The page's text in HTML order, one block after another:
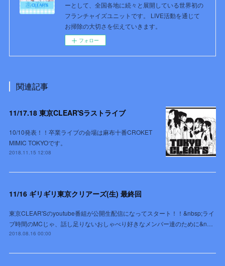
ーとして、全国各地に続々と展開している世界初の
フランチャイズユニットです。 LIVE活動を通じて
お掃除の大切さを伝えていきます。
フォロー
関連記事
11/17.18 東京CLEAR'Sラストライブ
10/10発表！！卒業ライブの会場は麻布十番CROKET
MIMIC TOKYOです。
2018.11.15 12:08
11/16 ギリギリ東京クリアーズ(生) 最終回
東京CLEAR'Sのyoutube番組が公開生配信になってスタート！！&nbsp;ライ
ブ時間のMCじゃ、話し足りないおしゃべり好きなメンバー達のために&n…
2018.08.16 00:00